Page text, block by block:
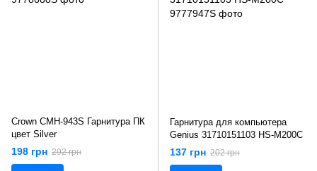
Crown CMH-943S Гарнитура ПК
цвет Silver
198 грн 292 грн
Гарнитура для компьютера
Genius 31710151103 HS-M200C
137 грн 202 грн